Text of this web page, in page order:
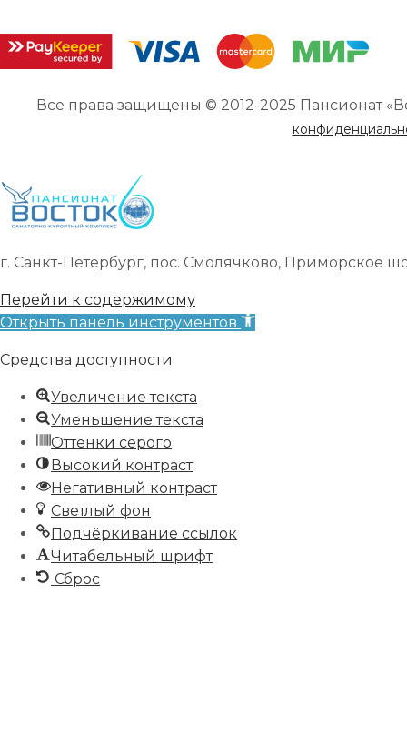
Все права защищены © 2012-2025 Пансионат
г. Санкт-Петербург, пос. Смолячково, Приморское
Перейти к содержимому
Открыть панель инструментов
Средства доступности
Увеличение текста
Уменьшение текста
Оттенки серого
Высокий контраст
Негативный контраст
Светлый фон
Подчёркивание ссылок
Читабельный шрифт
Сброс